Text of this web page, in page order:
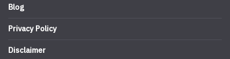
Blog
Privacy Policy
Disclaimer